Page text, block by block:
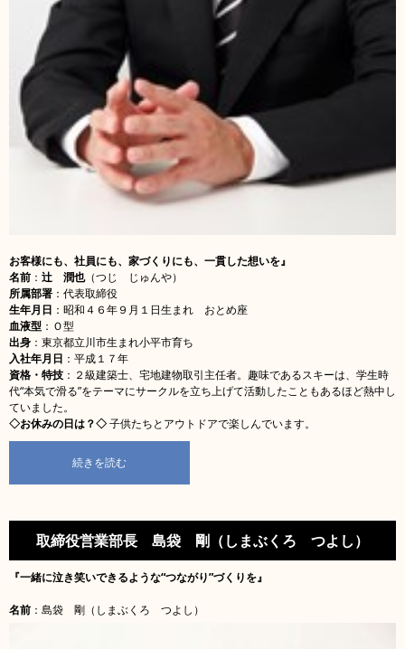
お客様にも、社員にも、家づくりにも、一貫した想いを』
名前 ： 辻 潤也（つじ じゅんや）
所属部署 ：代表取締役
生年月日 ：昭和４６年９月１日生まれ おとめ座
血液型 ：Ｏ型
出身 ：東京都立川市生まれ小平市育ち
入社年月日 ：平成１７年
資格・特技 ：２級建築士、宅地建物取引主任者。趣味であるスキーは、学生時
代“本気で滑る”をテーマにサークルを立ち上げて活動したこともあるほど熱中し
ていました。
◇お休みの日は？◇子供たちとアウトドアで楽しんでいます。
続きを読む
取締役営業部長 島袋 剛（しまぶくろ つよし）
『一緒に泣き笑いできるような“つながり”づくりを』
名前 ： 島袋 剛 （しまぶくろ つよし）